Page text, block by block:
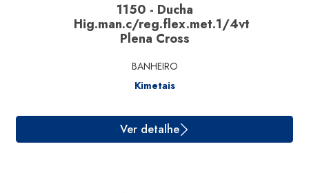
Ver detalhe
1150 - Ducha
Hig.man.c/reg.flex.met.1/4vt
Plena Cross
BANHEIRO
Kimetais